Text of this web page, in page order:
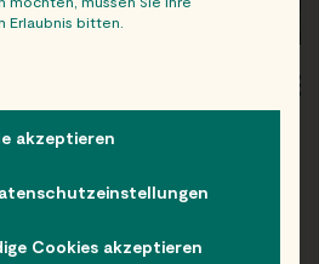
Erlaubnis bitten.
service groups for which consent
akzeptieren
Cookies akzeptieren